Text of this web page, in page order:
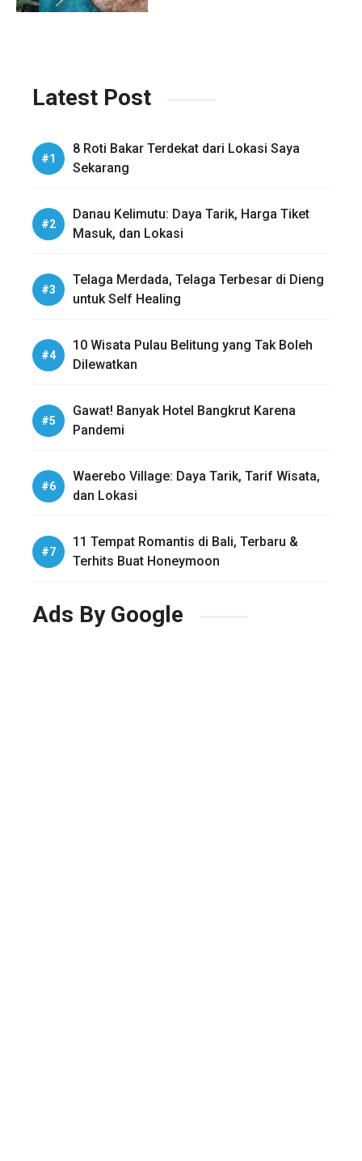
Latest Post
8 Roti Bakar Terdekat dari Lokasi Saya
Sekarang
Danau Kelimutu: Daya Tarik, Harga Tiket
Masuk, dan Lokasi
Telaga Merdada, Telaga Terbesar di Dieng
untuk Self Healing
10 Wisata Pulau Belitung yang Tak Boleh
Dilewatkan
Gawat! Banyak Hotel Bangkrut Karena
Pandemi
Waerebo Village: Daya Tarik, Tarif Wisata,
dan Lokasi
11 Tempat Romantis di Bali, Terbaru &
Terhits Buat Honeymoon
Ads By Google